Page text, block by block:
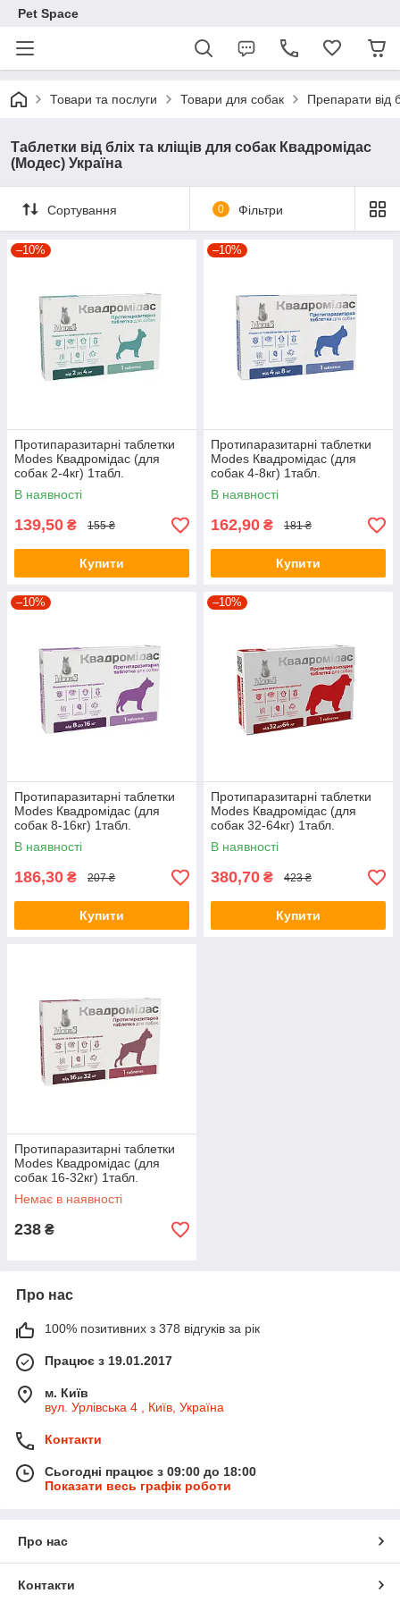
Pet Space
Товари та послуги Товари для собак Препарати від
Таблетки від бліх та кліщів для собак Квадромідас
(Модес) Україна
Сортування 0 Фільтри
–10%
Протипаразитарні таблетки
Modes Квадромідас (для
собак 2-4кг) 1табл.
В наявності
139,50 ₴ 155 ₴
Купити
–10%
Протипаразитарні таблетки
Modes Квадромідас (для
собак 4-8кг) 1табл.
В наявності
162,90 ₴ 181 ₴
Купити
–10%
Протипаразитарні таблетки
Modes Квадромідас (для
собак 8-16кг) 1табл.
В наявності
186,30 ₴ 207 ₴
Купити
–10%
Протипаразитарні таблетки
Modes Квадромідас (для
собак 32-64кг) 1табл.
В наявності
380,70 ₴ 423 ₴
Купити
Протипаразитарні таблетки
Modes Квадромідас (для
собак 16-32кг) 1табл.
Немає в наявності
238 ₴
Про нас
100% позитивних з 378 відгуків за рік
Працює з 19.01.2017
м. Київ
вул. Урлівська 4 , Київ, Україна
Контакти
Сьогодні працює з 09:00 до 18:00
Показати весь графік роботи
Про нас
Контакти